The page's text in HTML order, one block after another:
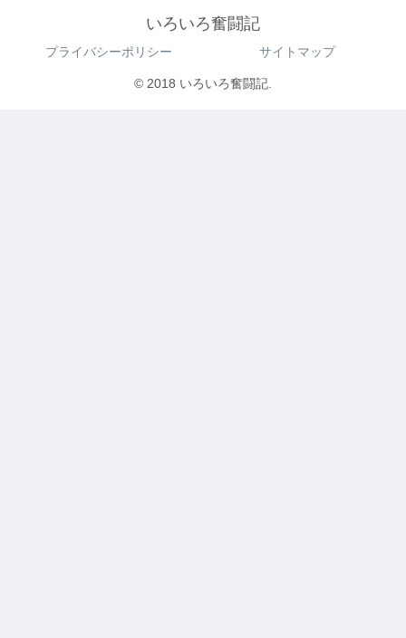
いろいろ奮闘記
プライバシーポリシー サイトマップ
© 2018 いろいろ奮闘記.